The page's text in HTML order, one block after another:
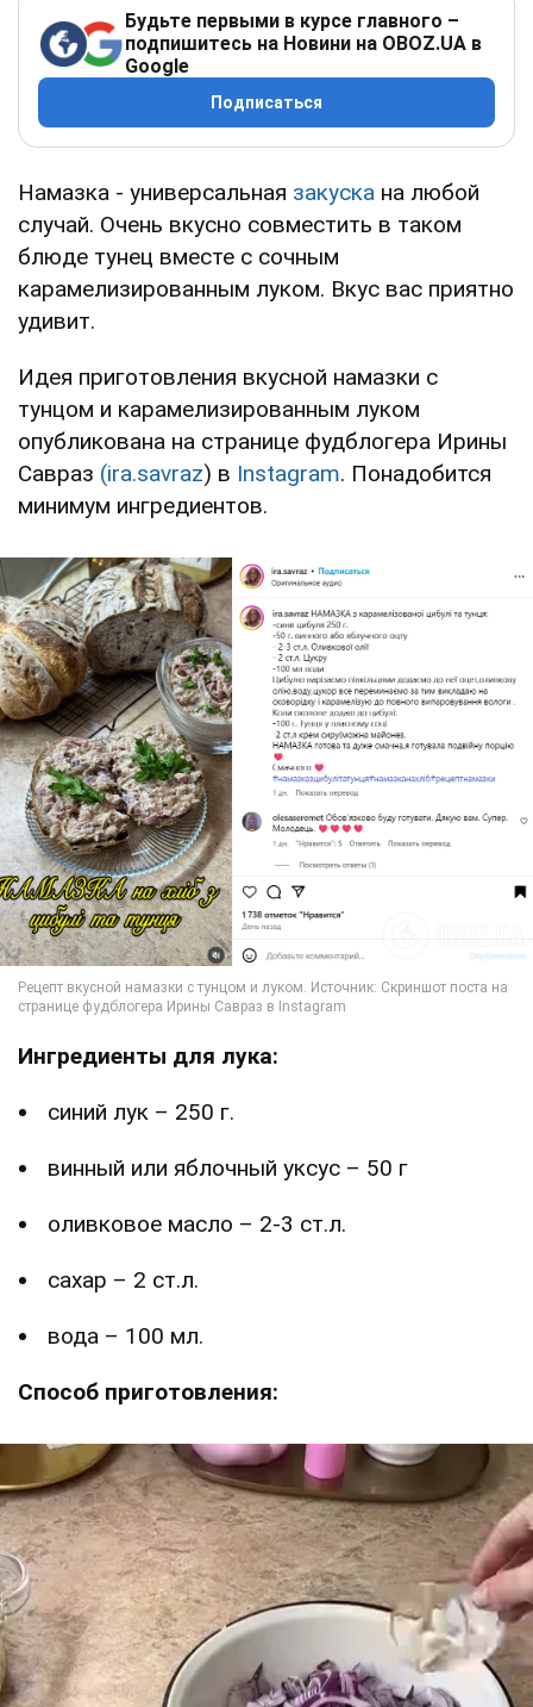
Будьте первыми в курсе главного –
подпишитесь на Новини на OBOZ.UA в
Google
Подписаться
Намазка - универсальная закуска на любой
случай. Очень вкусно совместить в таком
блюде тунец вместе с сочным
карамелизированным луком. Вкус вас приятно
удивит.
Идея приготовления вкусной намазки с
тунцом и карамелизированным луком
опубликована на странице фудблогера Ирины
Савраз (ira.savraz) в Instagram. Понадобится
минимум ингредиентов.
Ингредиенты для лука:
синий лук – 250 г.
винный или яблочный уксус – 50 г
оливковое масло – 2-3 ст.л.
сахар – 2 ст.л.
вода – 100 мл.
Способ приготовления: